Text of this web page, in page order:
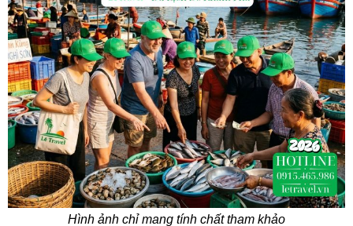
Hình ảnh chỉ mang tính chất tham khảo